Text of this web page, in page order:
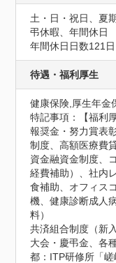
土・日・祝日、夏
弔休暇、年間休日
年間休日日数121日
待遇・福利厚生
健康保険,厚生年金
特記事項：【福利厚
報奨金・努力賞表
制度、高額医療費
資金融資金制度、
経費補助）、社内
食補助、オフィス
機、健康診断成人
料）
共済組合制度（新
大会・慶弔金、各
都：ITP研修所「